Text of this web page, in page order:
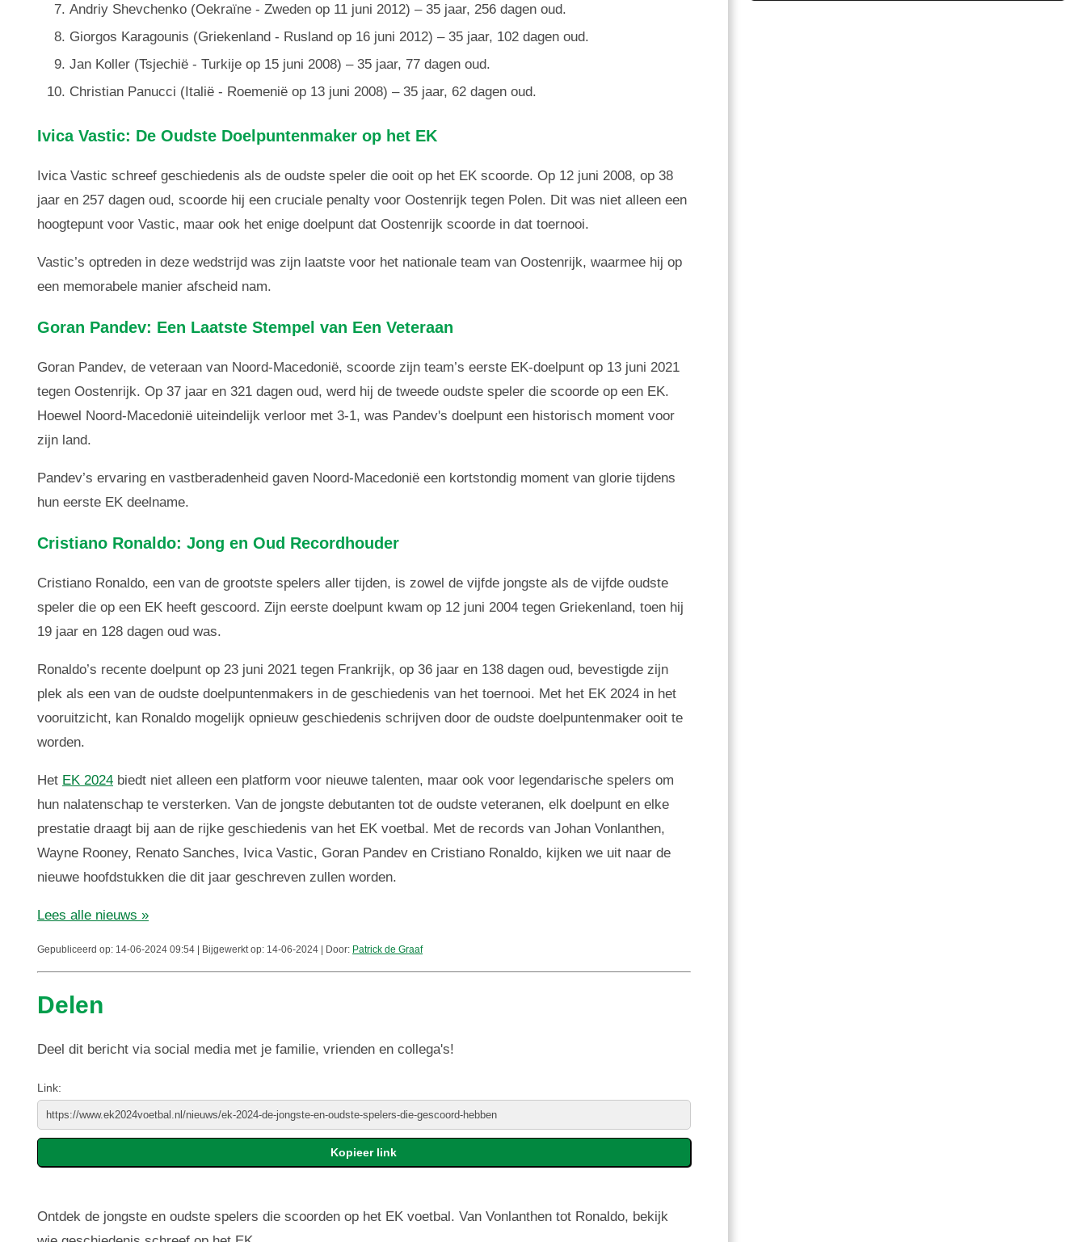
Andriy Shevchenko (Oekraïne - Zweden op 11 juni 2012) – 35 jaar, 256 dagen oud.
Giorgos Karagounis (Griekenland - Rusland op 16 juni 2012) – 35 jaar, 102 dagen oud.
Jan Koller (Tsjechië - Turkije op 15 juni 2008) – 35 jaar, 77 dagen oud.
Christian Panucci (Italië - Roemenië op 13 juni 2008) – 35 jaar, 62 dagen oud.
Ivica Vastic: De Oudste Doelpuntenmaker op het EK
Ivica Vastic schreef geschiedenis als de oudste speler die ooit op het EK scoorde. Op 12 juni 2008, op 38
jaar en 257 dagen oud, scoorde hij een cruciale penalty voor Oostenrijk tegen Polen. Dit was niet alleen een
hoogtepunt voor Vastic, maar ook het enige doelpunt dat Oostenrijk scoorde in dat toernooi.
Vastic’s optreden in deze wedstrijd was zijn laatste voor het nationale team van Oostenrijk, waarmee hij op
een memorabele manier afscheid nam.
Goran Pandev: Een Laatste Stempel van Een Veteraan
Goran Pandev, de veteraan van Noord-Macedonië, scoorde zijn team’s eerste EK-doelpunt op 13 juni 2021
tegen Oostenrijk. Op 37 jaar en 321 dagen oud, werd hij de tweede oudste speler die scoorde op een EK.
Hoewel Noord-Macedonië uiteindelijk verloor met 3-1, was Pandev's doelpunt een historisch moment voor
zijn land.
Pandev’s ervaring en vastberadenheid gaven Noord-Macedonië een kortstondig moment van glorie tijdens
hun eerste EK deelname.
Cristiano Ronaldo: Jong en Oud Recordhouder
Cristiano Ronaldo, een van de grootste spelers aller tijden, is zowel de vijfde jongste als de vijfde oudste
speler die op een EK heeft gescoord. Zijn eerste doelpunt kwam op 12 juni 2004 tegen Griekenland, toen hij
19 jaar en 128 dagen oud was.
Ronaldo’s recente doelpunt op 23 juni 2021 tegen Frankrijk, op 36 jaar en 138 dagen oud, bevestigde zijn
plek als een van de oudste doelpuntenmakers in de geschiedenis van het toernooi. Met het EK 2024 in het
vooruitzicht, kan Ronaldo mogelijk opnieuw geschiedenis schrijven door de oudste doelpuntenmaker ooit te
worden.
Het EK 2024 biedt niet alleen een platform voor nieuwe talenten, maar ook voor legendarische spelers om
hun nalatenschap te versterken. Van de jongste debutanten tot de oudste veteranen, elk doelpunt en elke
prestatie draagt bij aan de rijke geschiedenis van het EK voetbal. Met de records van Johan Vonlanthen,
Wayne Rooney, Renato Sanches, Ivica Vastic, Goran Pandev en Cristiano Ronaldo, kijken we uit naar de
nieuwe hoofdstukken die dit jaar geschreven zullen worden.
Lees alle nieuws »
Gepubliceerd op: 14-06-2024 09:54 | Bijgewerkt op: 14-06-2024 | Door: Patrick de Graaf
Delen
Deel dit bericht via social media met je familie, vrienden en collega's!
Link:
Ontdek de jongste en oudste spelers die scoorden op het EK voetbal. Van Vonlanthen tot Ronaldo, bekijk